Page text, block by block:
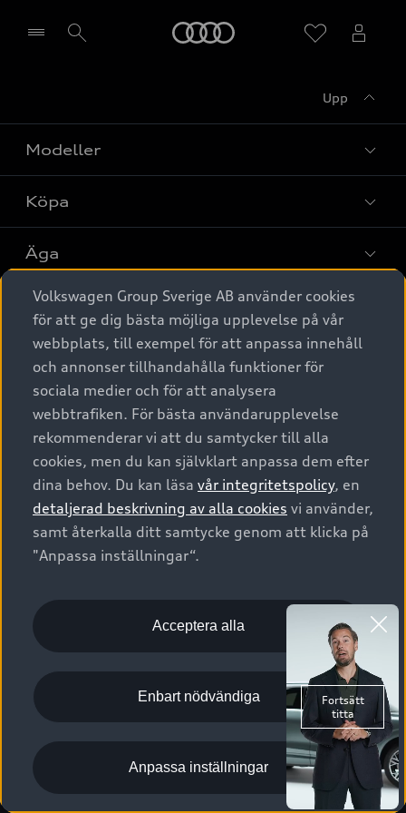
Upp
Modeller
Alla modeller
Elbilar
A6 modellerna
SUV
Avant
Audi Sport
Köpa
Privaterbjudanden
Privatleasing
Nya bilar i lager
Begagnade bilar i lager
Audi approved :plus - så gott som nya
Finansiering
Audi exclusive
Provkörning
Äga
Service & tillbehör
Audi digital services
Originaltillbehör - köp online
Garantier
Försäkring
Digitala manualer för din Audi
Audi Collection – livsstilsartiklar
Vanliga frågor
2G/3G nätet stängs ned - Hur påverkas min bil av detta?
Tjänstebil
Tjänstebil
Business lease online
Företagsleasing
Om Audi Sverige
Kontakta oss
Audi Återförsäljare/-serviceverkstad
myAudi
Pressmeddelanden
Nyhetsbrev
Vårt hållbarhetsarbete
Lediga tjänster huvudkontor
Lediga tjänster hos Audi Återförsäljare
Kommentar till mediauppgifter om dataläcka
© 2026 AUDI SVERIGE. All Rights Reserved.
Utgivare Juridiskt
Juridiskt Audi AG
Juridiskt Audi Digital Giveaway
Anpassa inställningar för cookies
Visselblåsarkanaler
Volkswagen Group Sverige AB använder cookies
för att ge dig bästa möjliga upplevelse på vår
webbplats, till exempel för att anpassa innehåll
och annonser tillhandahålla funktioner för
sociala medier och för att analysera
webbtrafiken. För bästa användarupplevelse
rekommenderar vi att du samtycker till alla
cookies, men du kan självklart anpassa dem efter
dina behov. Du kan läsa vår integritetspolicy, en
detaljerad beskrivning av alla cookies vi använder,
samt återkalla ditt samtycke genom att klicka på
"Anpassa inställningar“.
Acceptera alla
Enbart nödvändiga
Anpassa inställningar